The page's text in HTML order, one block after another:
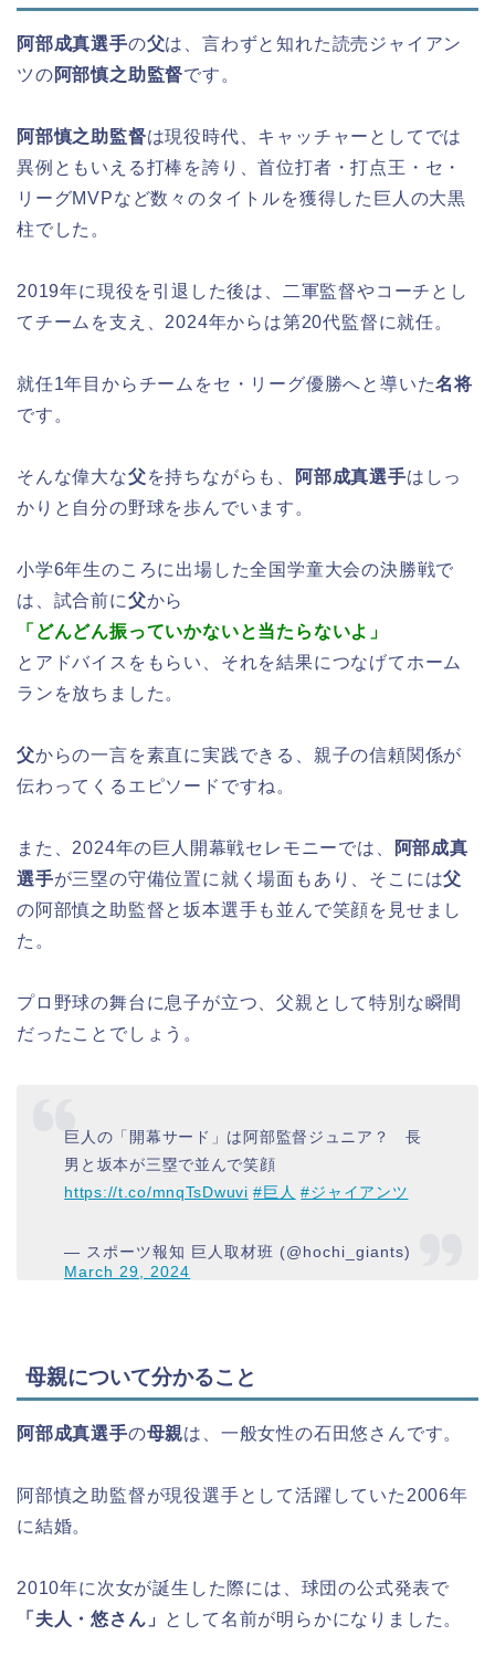
阿部成真選手の父は、言わずと知れた読売ジャイアン
ツの阿部慎之助監督です。
阿部慎之助監督は現役時代、キャッチャーとしてでは
異例ともいえる打棒を誇り、首位打者・打点王・セ・
リーグMVPなど数々のタイトルを獲得した巨人の大黒
柱でした。
2019年に現役を引退した後は、二軍監督やコーチとし
てチームを支え、2024年からは第20代監督に就任。
就任1年目からチームをセ・リーグ優勝へと導いた名将
です。
そんな偉大な父を持ちながらも、 阿部成真選手はしっ
かりと自分の野球を歩んでいます。
小学6年生のころに出場した全国学童大会の決勝戦で
は、試合前に父から
「どんどん振っていかないと当たらないよ」
とアドバイスをもらい、それを結果につなげてホーム
ランを放ちました。
父からの一言を素直に実践できる、親子の信頼関係が
伝わってくるエピソードですね。
また、2024年の巨人開幕戦セレモニーでは、
阿部成真
選手が三塁の守備位置に就く場面もあり、そこには父
の阿部慎之助監督と坂本選手も並んで笑顔を見せまし
た。
プロ野球の舞台に息子が立つ、父親として特別な瞬間
だったことでしょう。
巨人の「開幕サード」は阿部監督ジュニア？ 長
男と坂本が三塁で並んで笑顔
https://t.co/mnqTsDwuvi #巨人 #ジャイアンツ
— スポーツ報知 巨人取材班 (@hochi_giants)
March 29, 2024
母親について分かること
阿部成真選手の母親は、一般女性の石田悠さんです。
阿部慎之助監督が現役選手として活躍していた2006年
に結婚。
2010年に次女が誕生した際には、球団の公式発表で
「夫人・悠さん」 として名前が明らかになりました。